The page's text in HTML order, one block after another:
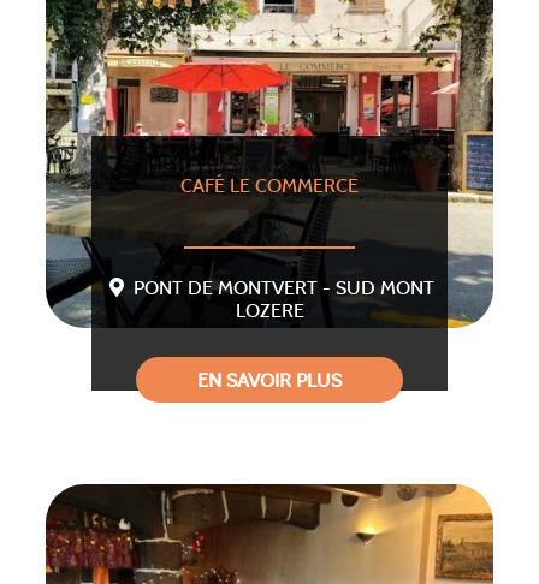
CAFÉ LE COMMERCE
PONT DE MONTVERT - SUD MONT
LOZERE
EN SAVOIR PLUS